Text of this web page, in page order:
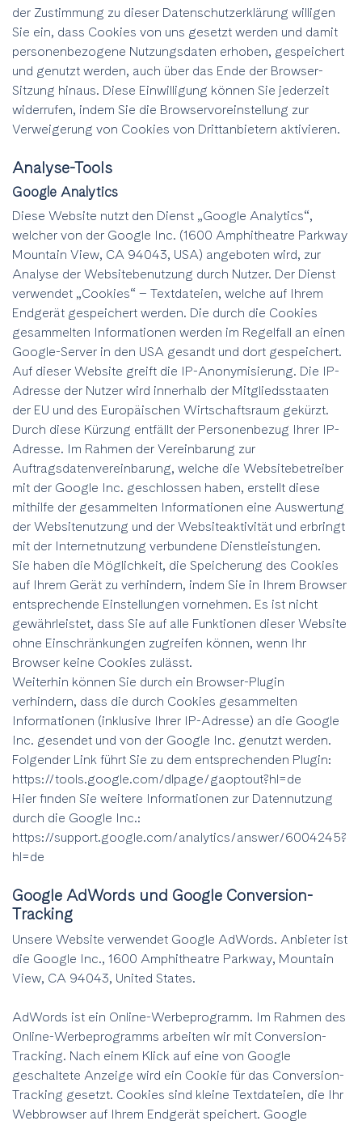
der Zustimmung zu dieser Datenschutzerklärung willigen
Sie ein, dass Cookies von uns gesetzt werden und damit
personenbezogene Nutzungsdaten erhoben, gespeichert
und genutzt werden, auch über das Ende der Browser-
Sitzung hinaus. Diese Einwilligung können Sie jederzeit
widerrufen, indem Sie die Browservoreinstellung zur
Verweigerung von Cookies von Drittanbietern aktivieren.
Analyse-Tools
Google Analytics
Diese Website nutzt den Dienst „Google Analytics“,
welcher von der Google Inc. (1600 Amphitheatre Parkway
Mountain View, CA 94043, USA) angeboten wird, zur
Analyse der Websitebenutzung durch Nutzer. Der Dienst
verwendet „Cookies“ – Textdateien, welche auf Ihrem
Endgerät gespeichert werden. Die durch die Cookies
gesammelten Informationen werden im Regelfall an einen
Google-Server in den USA gesandt und dort gespeichert.
Auf dieser Website greift die IP-Anonymisierung. Die IP-
Adresse der Nutzer wird innerhalb der Mitgliedsstaaten
der EU und des Europäischen Wirtschaftsraum gekürzt.
Durch diese Kürzung entfällt der Personenbezug Ihrer IP-
Adresse. Im Rahmen der Vereinbarung zur
Auftragsdatenvereinbarung, welche die Websitebetreiber
mit der Google Inc. geschlossen haben, erstellt diese
mithilfe der gesammelten Informationen eine Auswertung
der Websitenutzung und der Websiteaktivität und erbringt
mit der Internetnutzung verbundene Dienstleistungen.
Sie haben die Möglichkeit, die Speicherung des Cookies
auf Ihrem Gerät zu verhindern, indem Sie in Ihrem Browser
entsprechende Einstellungen vornehmen. Es ist nicht
gewährleistet, dass Sie auf alle Funktionen dieser Website
ohne Einschränkungen zugreifen können, wenn Ihr
Browser keine Cookies zulässt.
Weiterhin können Sie durch ein Browser-Plugin
verhindern, dass die durch Cookies gesammelten
Informationen (inklusive Ihrer IP-Adresse) an die Google
Inc. gesendet und von der Google Inc. genutzt werden.
Folgender Link führt Sie zu dem entsprechenden Plugin:
https://tools.google.com/dlpage/gaoptout?hl=de
Hier finden Sie weitere Informationen zur Datennutzung
durch die Google Inc.:
https://support.google.com/analytics/answer/6004245?
hl=de
Google AdWords und Google Conversion-
Tracking
Unsere Website verwendet Google AdWords. Anbieter ist
die Google Inc., 1600 Amphitheatre Parkway, Mountain
View, CA 94043, United States.
AdWords ist ein Online-Werbeprogramm. Im Rahmen des
Online-Werbeprogramms arbeiten wir mit Conversion-
Tracking. Nach einem Klick auf eine von Google
geschaltete Anzeige wird ein Cookie für das Conversion-
Tracking gesetzt. Cookies sind kleine Textdateien, die Ihr
Webbrowser auf Ihrem Endgerät speichert. Google